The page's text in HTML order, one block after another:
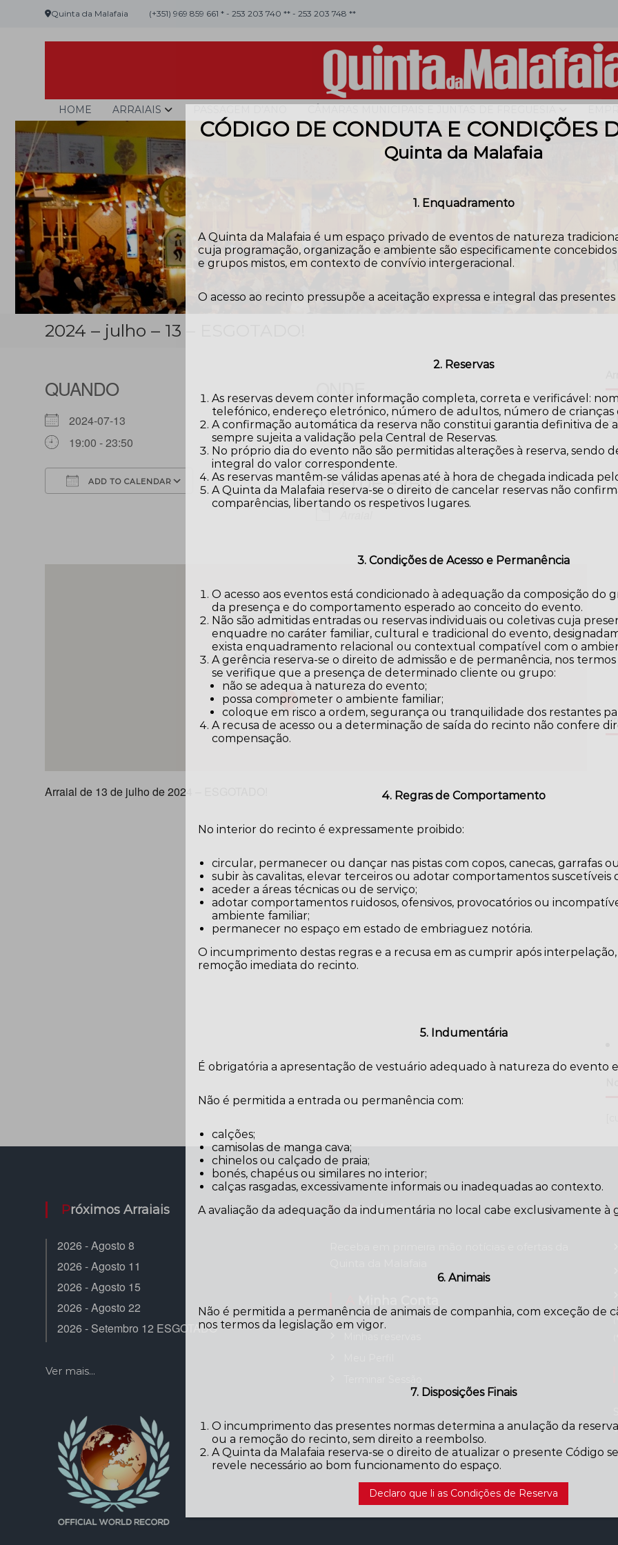
Quinta da Malafaia (+351) 969 859 661 * - 253 203 740 ** - 253 203 748 **
Malafaia
O
maior
arraial
minhoto
país
HOME ARRAIAIS
2024 – julho – 13 – ESGOTADO!
QUANDO
2024-07-13
19:00 - 23:50
ADD TO CALENDAR
Google Calendar iCalendar
ONDE
Quinta da Malafaia
Antas, Esposende
TIPO DE EVENTO
Quinta da Malafaia
Antas - Esposende
View Arraiais
Arraial de 13 de julho de 2024 – ESGOTADO!
Próximos Arraiais
2026 - Agosto 8
2026 - Agosto 11
2026 - Agosto 15
2026 - Agosto 22
2026 - Setembro 12 ESGOTADO
Ver mais...
Newsletter
CÓDIGO DE CONDUTA E CONDIÇÕES
Quinta da Malafaia
1. Enquadramento
A Quinta da Malafaia é um espaço privado de eventos de natureza
cuja programação, organização e ambiente são especificamente concebidos
e grupos mistos, em contexto de convívio intergeracional.
O acesso ao recinto pressupõe a aceitação expressa e integral das presentes
2. Reservas
As reservas devem conter informação completa, correta e verificável:
telefónico, endereço eletrónico, número de adultos, número de crianças
A confirmação automática da reserva não constitui garantia definitiva de
sempre sujeita a validação pela Central de Reservas.
No próprio dia do evento não são permitidas alterações à reserva, sendo
integral do valor correspondente.
As reservas mantêm-se válidas apenas até à hora de chegada indicada
A Quinta da Malafaia reserva-se o direito de cancelar reservas não
comparências, libertando os respetivos lugares.
3. Condições de Acesso e Permanência
O acesso aos eventos está condicionado à adequação da composição do
da presença e do comportamento esperado ao conceito do evento.
Não são admitidas entradas ou reservas individuais ou coletivas cuja
enquadre no caráter familiar, cultural e tradicional do evento,
exista enquadramento relacional ou contextual compatível com o
A gerência reserva-se o direito de admissão e de permanência, nos
se verifique que a presença de determinado cliente ou grupo:
não se adequa à natureza do evento;
possa comprometer o ambiente familiar;
coloque em risco a ordem, segurança ou tranquilidade dos restantes
A recusa de acesso ou a determinação de saída do recinto não confere
compensação.
4. Regras de Comportamento
No interior do recinto é expressamente proibido:
circular, permanecer ou dançar nas pistas com copos, canecas, garrafas
subir às cavalitas, elevar terceiros ou adotar comportamentos suscetíveis
aceder a áreas técnicas ou de serviço;
adotar comportamentos ruidosos, ofensivos, provocatórios ou
ambiente familiar;
permanecer no espaço em estado de embriaguez notória.
O incumprimento destas regras e a recusa em as cumprir após
remoção imediata do recinto.
5. Indumentária
É obrigatória a apresentação de vestuário adequado à natureza do evento e
Não é permitida a entrada ou permanência com:
calções;
camisolas de manga cava;
chinelos ou calçado de praia;
bonés, chapéus ou similares no interior;
calças rasgadas, excessivamente informais ou inadequadas ao contexto.
A avaliação da adequação da indumentária no local cabe exclusivamente à
6. Animais
Não é permitida a permanência de animais de companhia, com exceção de
nos termos da legislação em vigor.
7. Disposições Finais
O incumprimento das presentes normas determina a anulação da
ou a remoção do recinto, sem direito a reembolso.
A Quinta da Malafaia reserva-se o direito de atualizar o presente Código
revele necessário ao bom funcionamento do espaço.
Declaro que li as Condições de Reserva